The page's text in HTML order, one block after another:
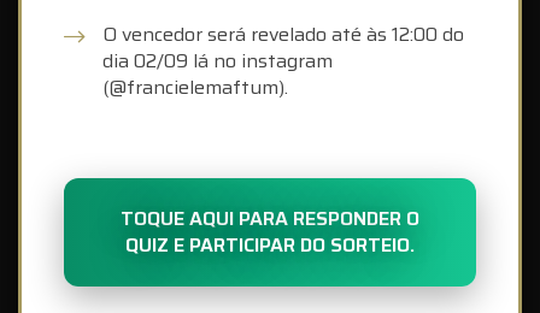
O vencedor será revelado até às 12:00 do
dia 02/09 lá no instagram
(@francielemaftum).
TOQUE AQUI PARA RESPONDER O
QUIZ E PARTICIPAR DO SORTEIO.